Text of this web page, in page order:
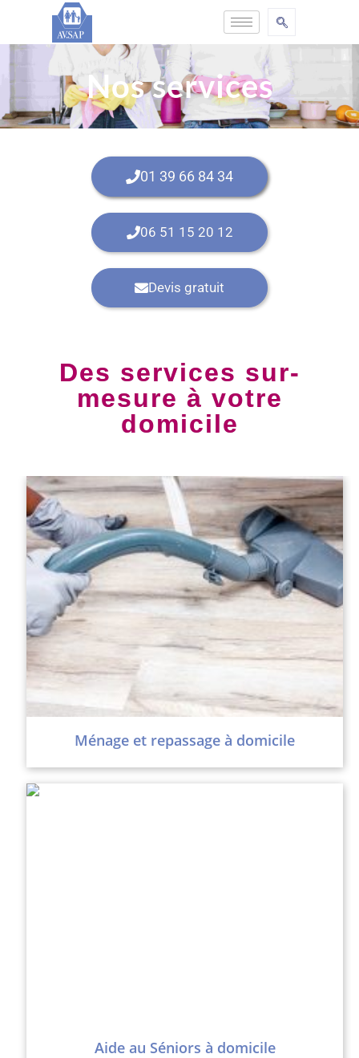
Nos services
01 39 66 84 34
06 51 15 20 12
Devis gratuit
Des services sur-
mesure à votre
domicile
Ménage et repassage à domicile
Aide au Séniors à domicile